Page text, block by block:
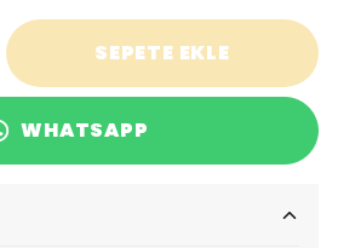
SEPETE EKLE
WHATSAPP